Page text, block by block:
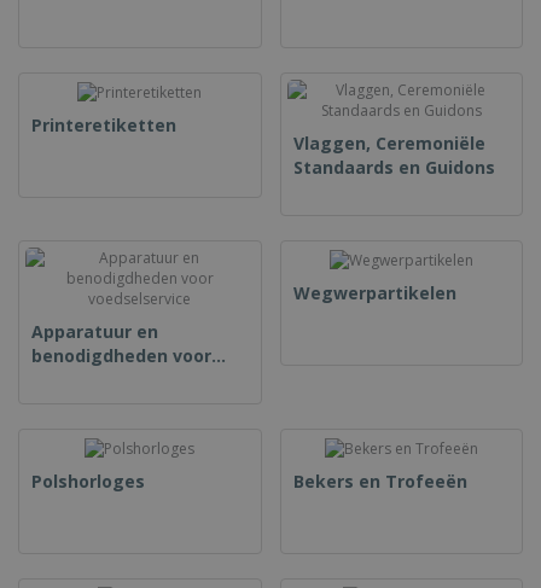
Printeretiketten
Vlaggen, Ceremoniële
Standaards en Guidons
Apparatuur en
benodigdheden voor
Wegwerpartikelen
Polshorloges Bekers en Trofeeën